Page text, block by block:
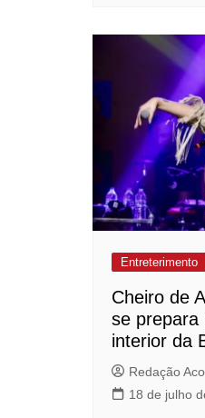
Entreterimento
Cheiro de
se prepara
interior da
Redação
18 de julho